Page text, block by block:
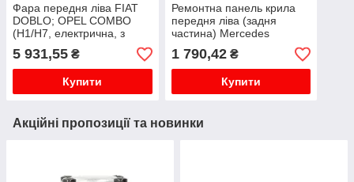
Фара передня ліва FIAT
DOBLO; OPEL COMBO
(H1/H7, електрична, з
моторчиком, колір
вкладки: хром) 02.10-
06.18
5 931,55 ₴
Купити
Ремонтна панель крила
передня ліва (задня
частина) Mercedes
SPRINTER; VW CRAFTER
04.06-10.13
1 790,42₴
Купити
Акційні пропозиції та новинки